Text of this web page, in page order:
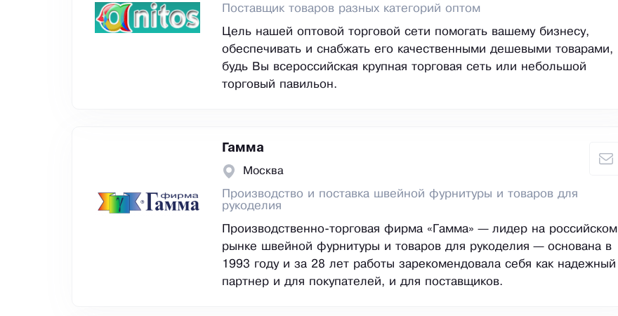
Поставщик товаров разных категорий оптом
Цель нашей оптовой торговой сети помогать вашему бизнесу,
обеспечивать и снабжать его качественными дешевыми товарами,
будь Вы всероссийская крупная торговая сеть или небольшой
торговый павильон.
Гамма
Москва
Производство и поставка швейной фурнитуры и товаров для
рукоделия
Производственно-торговая фирма «Гамма» — лидер на российском
рынке швейной фурнитуры и товаров для рукоделия — основана в
1993 году и за 28 лет работы зарекомендовала себя как надежный
партнер и для покупателей, и для поставщиков.